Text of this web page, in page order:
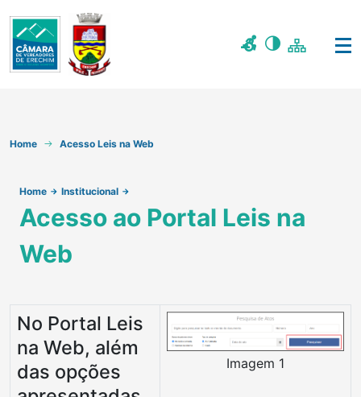
Home Acesso Leis na Web
Home Institucional
Acesso ao Portal Leis na
Web
No Portal Leis
na Web, além
das opções
Imagem 1